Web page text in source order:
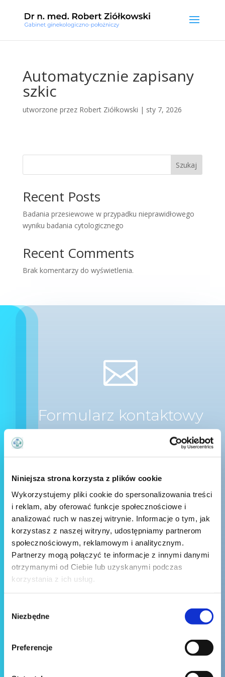
Niniejsza strona korzysta z plików cookie
Wykorzystujemy pliki cookie do spersonalizowania treści
i reklam, aby oferować funkcje społecznościowe i
analizować ruch w naszej witrynie. Informacje o tym, jak
korzystasz z naszej witryny, udostępniamy partnerom
społecznościowym, reklamowym i analitycznym.
Partnerzy mogą połączyć te informacje z innymi danymi
otrzymanymi od Ciebie lub uzyskanymi podczas
korzystania z ich usług.
zgody
Niezbędne
Preferencje
Automatycznie zapisany
szkic
utworzone przez Robert Ziółkowski | sty 7, 2026
Szukaj
Recent Posts
Badania przesiewowe w przypadku nieprawidłowego
wyniku badania cytologicznego
Recent Comments
Brak komentarzy do wyświetlenia.

Formularz kontaktowy
Wyślij wiadomość